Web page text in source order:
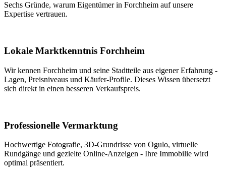
Sechs Gründe, warum Eigentümer in Forchheim auf unsere
Expertise vertrauen.
Lokale Marktkenntnis Forchheim
Wir kennen Forchheim und seine Stadtteile aus eigener Erfahrung -
Lagen, Preisniveaus und Käufer-Profile. Dieses Wissen übersetzt
sich direkt in einen besseren Verkaufspreis.
Professionelle Vermarktung
Hochwertige Fotografie, 3D-Grundrisse von Ogulo, virtuelle
Rundgänge und gezielte Online-Anzeigen - Ihre Immobilie wird
optimal präsentiert.